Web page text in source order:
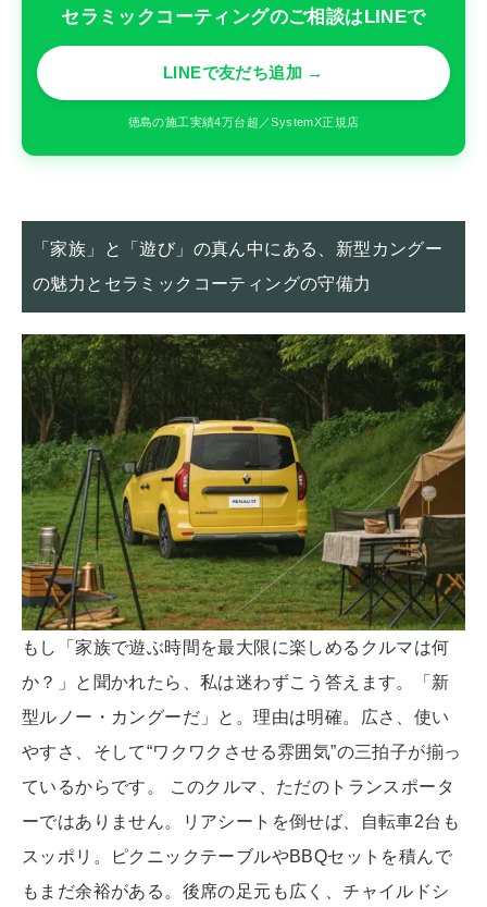
セラミックコーティングのご相談はLINEで
LINEで友だち追加 →
徳島の施工実績4万台超／SystemX正規店
「家族」と「遊び」の真ん中にある、新型カングー
の魅力とセラミックコーティングの守備力
もし「家族で遊ぶ時間を最大限に楽しめるクルマは何
か？」と聞かれたら、私は迷わずこう答えます。「新
型ルノー・カングーだ」と。理由は明確。広さ、使い
やすさ、そして“ワクワクさせる雰囲気”の三拍子が揃っ
ているからです。 このクルマ、ただのトランスポータ
ーではありません。リアシートを倒せば、自転車2台も
スッポリ。ピクニックテーブルやBBQセットを積んで
もまだ余裕がある。後席の足元も広く、チャイルドシ